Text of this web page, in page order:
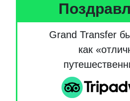
Grand Transfer
как